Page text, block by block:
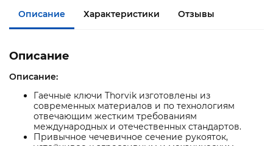
Описание Характеристики Отзывы
Описание
Описание:
Гаечные ключи Thorvik изготовлены из
современных материалов и по технологиям
отвечающим жестким требованиям
международных и отечественных стандартов.
Привычное чечевичное сечение рукояток,